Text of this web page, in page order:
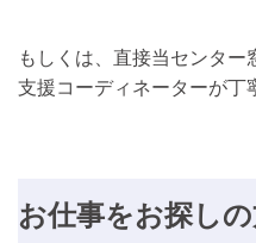
もしくは、直接当センタ
支援コーディネーターが丁
お仕事をお探し